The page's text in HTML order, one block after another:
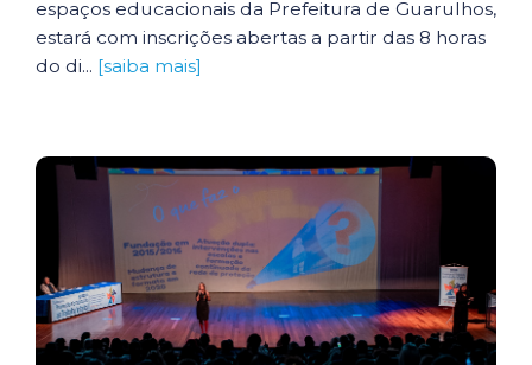
espaços educacionais da Prefeitura de Guarulhos,
estará com inscrições abertas a partir das 8 horas
do di... [saiba mais]